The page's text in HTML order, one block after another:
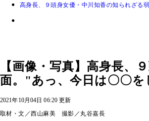
高身長、９頭身女優・中川知香の知られざる
【画像・写真】高身長、
面。"あっ、今日は〇〇を
2021年10月04日 06:20 更新
取材・文／西山麻美 撮影／丸谷嘉長